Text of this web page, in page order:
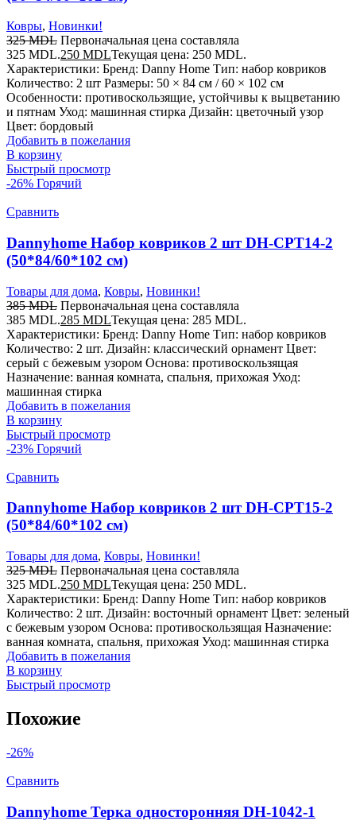
Ковры, Новинки!
325MDL Первоначальная цена составляла
325 MDL.250 MDLТекущая цена: 250 MDL.
Характеристики: Бренд: Danny Home Тип: набор ковриков
Количество: 2 шт Размеры: 50 × 84 см / 60 × 102 см
Особенности: противоскользящие, устойчивы к выцветанию
и пятнам Уход: машинная стирка Дизайн: цветочный узор
Цвет: бордовый
Добавить в пожелания
В корзину
Быстрый просмотр
-26% Горячий
Сравнить
Dannyhome Набор ковриков 2 шт DH-CPT14-2
(50*84/60*102 см)
Товары для дома, Ковры, Новинки!
385MDL Первоначальная цена составляла
385 MDL.285 MDLТекущая цена: 285 MDL.
Характеристики: Бренд: Danny Home Тип: набор ковриков
Количество: 2 шт. Дизайн: классический орнамент Цвет:
серый с бежевым узором Основа: противоскользящая
Назначение: ванная комната, спальня, прихожая Уход:
машинная стирка
Добавить в пожелания
В корзину
Быстрый просмотр
-23% Горячий
Сравнить
Dannyhome Набор ковриков 2 шт DH-CPT15-2
(50*84/60*102 см)
Товары для дома, Ковры, Новинки!
325MDL Первоначальная цена составляла
325 MDL.250 MDLТекущая цена: 250 MDL.
Характеристики: Бренд: Danny Home Тип: набор ковриков
Количество: 2 шт. Дизайн: восточный орнамент Цвет: зеленый
с бежевым узором Основа: противоскользящая Назначение:
ванная комната, спальня, прихожая Уход: машинная стирка
Добавить в пожелания
В корзину
Быстрый просмотр
Похожие
-26%
Сравнить
Dannyhome Терка односторонняя DH-1042-1